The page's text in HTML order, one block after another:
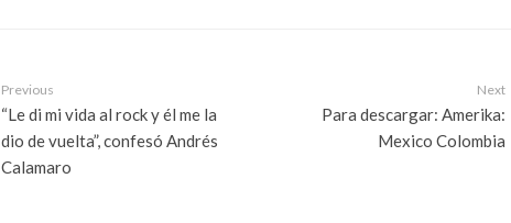
Previous
“Le di mi vida al rock y él me la
dio de vuelta”, confesó Andrés
Calamaro
Next
Para descargar: Amerika:
Mexico Colombia